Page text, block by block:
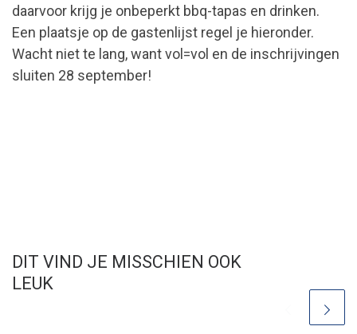
daarvoor krijg je onbeperkt bbq-tapas en drinken.
Een plaatsje op de gastenlijst regel je hieronder.
Wacht niet te lang, want vol=vol en de inschrijvingen
sluiten 28 september!
DIT VIND JE MISSCHIEN OOK
LEUK